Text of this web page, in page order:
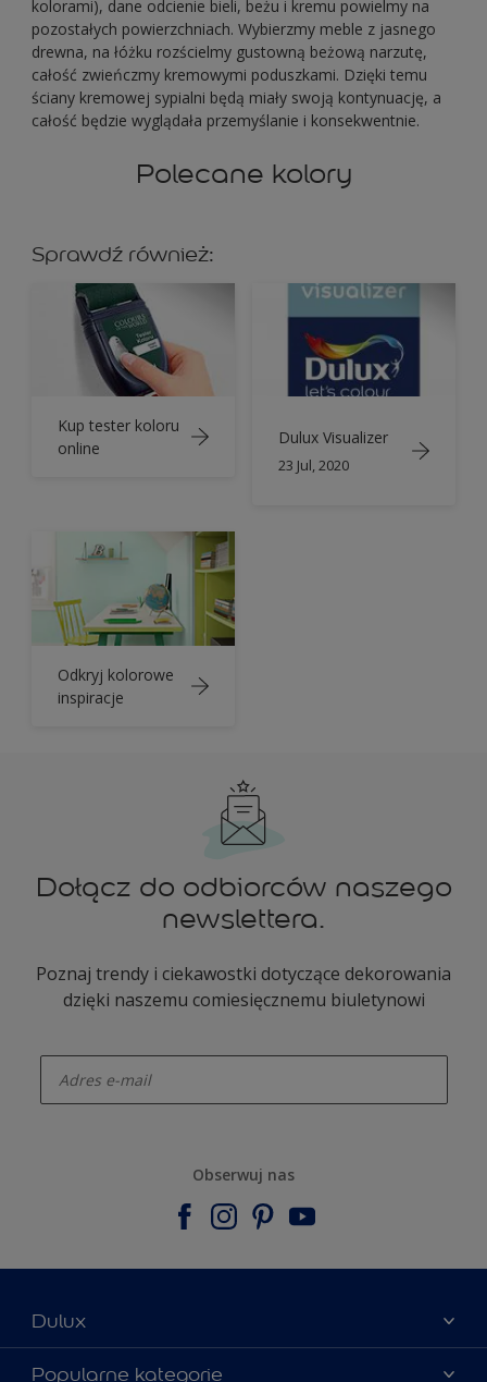
kolorami), dane odcienie bieli, beżu i kremu powielmy na
pozostałych powierzchniach. Wybierzmy meble z jasnego
drewna, na łóżku rozścielmy gustowną beżową narzutę,
całość zwieńczmy kremowymi poduszkami. Dzięki temu
ściany kremowej sypialni będą miały swoją kontynuację, a
całość będzie wyglądała przemyślanie i konsekwentnie.
Polecane kolory
Sprawdź również:
Kup tester koloru
online
Dulux Visualizer
23 Jul, 2020
Odkryj kolorowe
inspiracje
Dołącz do odbiorców naszego
newslettera.
Poznaj trendy i ciekawostki dotyczące dekorowania
dzięki naszemu comiesięcznemu biuletynowi
Obserwuj nas
Dulux
Materiały marketingowe
Popularne kategorie